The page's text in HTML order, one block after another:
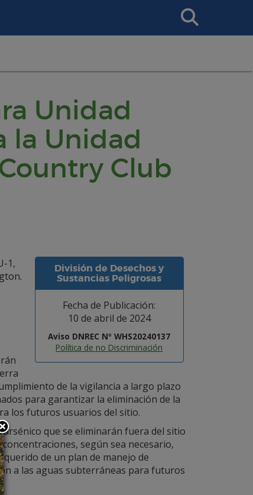
Search
This
Unidad
la Unidad
Club
División de Desechos y
Sustancias Peligrosas
Fecha de Publicación:
10 de abril de 2024
Aviso DNREC Nº WHS20240137
Política de no Discriminación
1,
de la vigilancia a largo plazo
para garantizar la eliminación de la
los futuros usuarios del sitio.
arsénico que se eliminarán fuera del sitio
según sea necesario,
de un plan de manejo de
a las aguas subterráneas para futuros